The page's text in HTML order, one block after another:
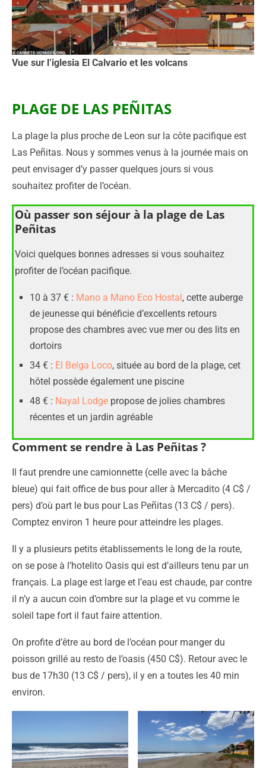
Vue sur l’iglesia El Calvario et les volcans
PLAGE DE LAS PEÑITAS
La plage la plus proche de Leon sur la côte pacifique est
Las Peñitas. Nous y sommes venus à la journée mais on
peut envisager d’y passer quelques jours si vous
souhaitez profiter de l’océan.
Où passer son séjour à la plage de Las
Peñitas
Voici quelques bonnes adresses si vous souhaitez
profiter de l’océan pacifique.
10 à 37 € : Mano a Mano Eco Hostal, cette auberge
de jeunesse qui bénéficie d’excellents retours
propose des chambres avec vue mer ou des lits en
dortoirs
34 € : El Belga Loco, située au bord de la plage, cet
hôtel possède également une piscine
48 € : Nayal Lodge propose de jolies chambres
récentes et un jardin agréable
Comment se rendre à Las Peñitas ?
Il faut prendre une camionnette (celle avec la bâche
bleue) qui fait office de bus pour aller à Mercadito (4 C$ /
pers) d’où part le bus pour Las Peñitas (13 C$ / pers).
Comptez environ 1 heure pour atteindre les plages.
Il y a plusieurs petits établissements le long de la route,
on se pose à l’hotelito Oasis qui est d’ailleurs tenu par un
français. La plage est large et l’eau est chaude, par contre
il n’y a aucun coin d’ombre sur la plage et vu comme le
soleil tape fort il faut faire attention.
On profite d’être au bord de l’océan pour manger du
poisson grillé au resto de l’oasis (450 C$). Retour avec le
bus de 17h30 (13 C$ / pers), il y en a toutes les 40 min
environ.